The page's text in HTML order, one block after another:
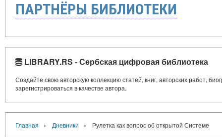
ПАРТНЁРЫ БИБЛИОТЕКИ
LIBRARY.RS - Сербская цифровая библиотека
Создайте свою авторскую коллекцию статей, книг, авторских работ,
зарегистрироваться в качестве автора.
Главная › Дневники › Рулетка как вопрос об открытой Системе